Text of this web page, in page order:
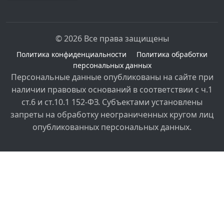
© 2026 Все права защищены
Политика конфиденциальности
Политика обработки
персональных данных
Персональные данные опубликованы на сайте при
наличии правовых оснований в соответствии с ч.1
ст.6 и ст.10.1 152-ФЗ. Субъектами установлены
запреты на обработку неограниченных кругом лиц
опубликованных персональных данных.